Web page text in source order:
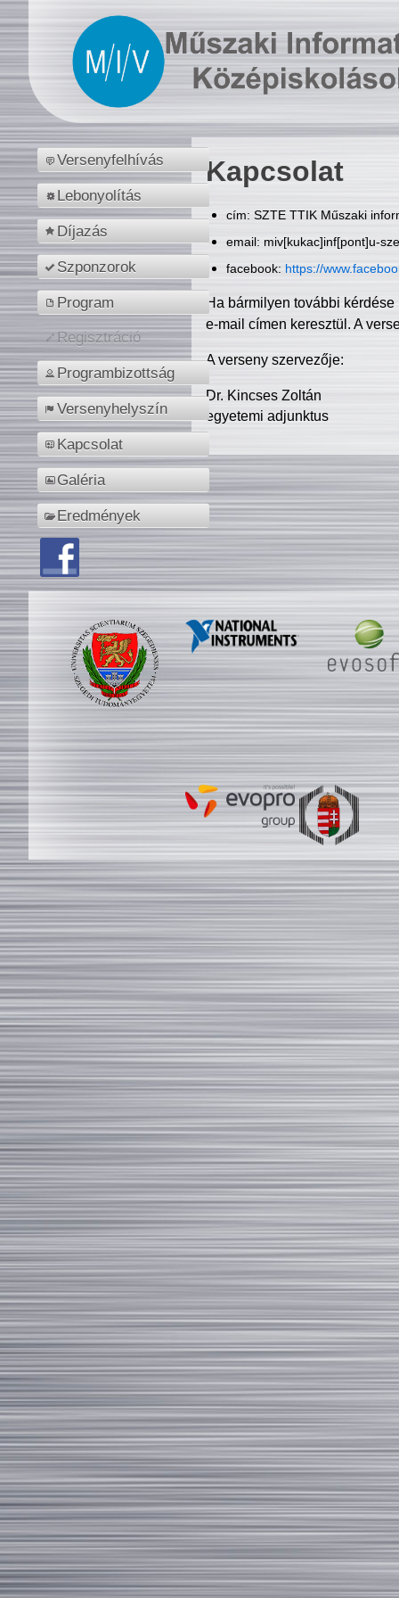
Versenyfelhívás
Lebonyolítás
Díjazás
Szponzorok
Program
Regisztráció
Programbizottság
Versenyhelyszín
Kapcsolat
Galéria
Eredmények
Kapcsolat
cím: SZTE TTIK Műszaki
email: miv[kukac]inf[pont]u-
facebook: https://
Ha bármilyen további
e-mail címen keresztül. A
A verseny szervezője:
Dr. Kincses Zoltán
egyetemi adjunktus